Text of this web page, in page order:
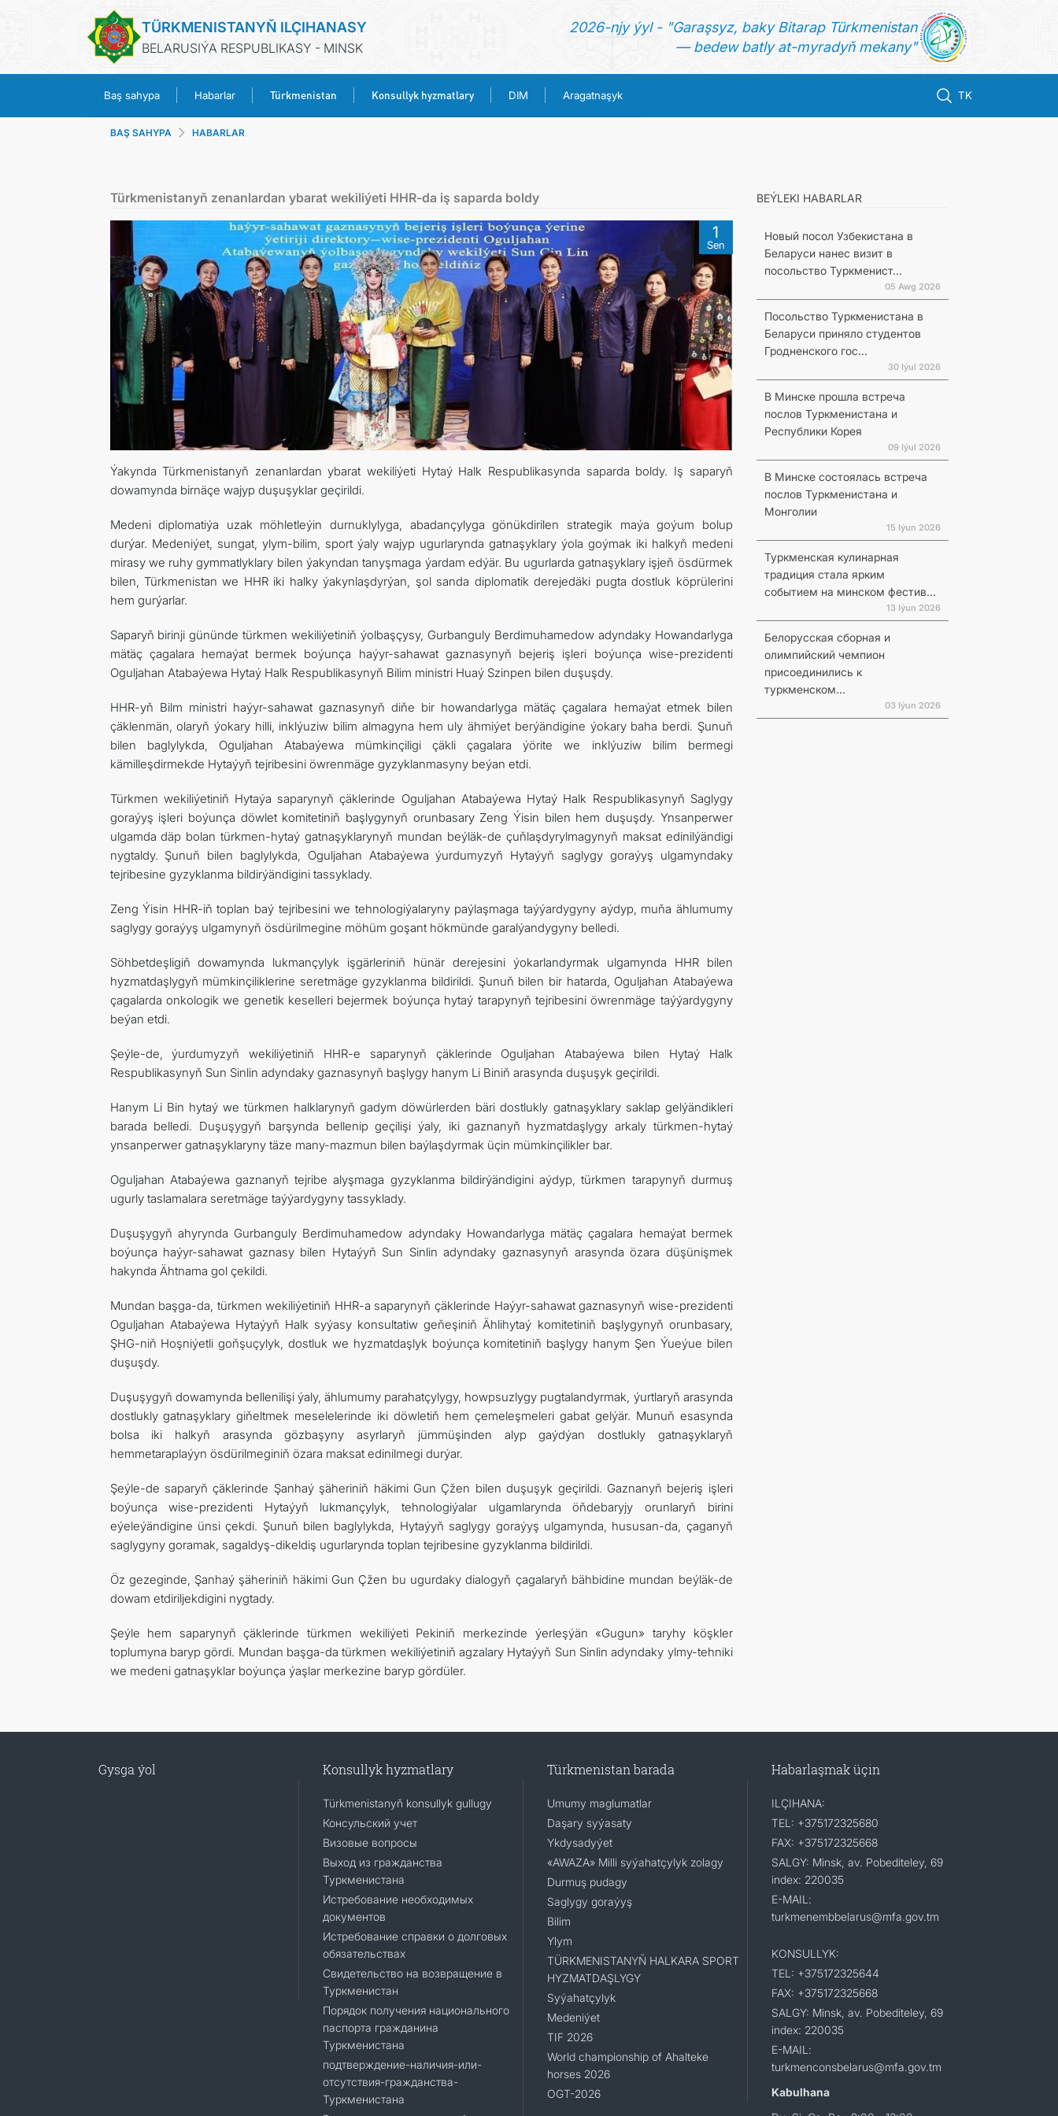
TÜRKMENISTANYŇ ILÇIHANASY
BELARUSIÝA RESPUBLIKASY - MINSK
2026-njy ýyl - "Garaşsyz, baky Bitarap Türkmenistan
— bedew batly at-myradyň mekany"
Baş sahypa Habarlar Türkmenistan Konsullyk hyzmatlary DIM Aragatnaşyk TK
TÜRKMENISTAN
KONSULLYK HYZMATLARY
DIM
ARAGATNAŞYK
BAŞ SAHYPA HABARLAR
Türkmenistanyň zenanlardan ybarat wekiliýeti HHR-da iş saparda boldy
1
Sen
Ýakynda Türkmenistanyň zenanlardan ybarat wekiliýeti Hytaý Halk Respublikasynda saparda boldy. Iş saparyň
dowamynda birnäçe wajyp duşuşyklar geçirildi.
Medeni diplomatiýa uzak möhletleýin durnuklylyga, abadançylyga gönükdirilen strategik maýa goýum bolup
durýar. Medeniýet, sungat, ylym-bilim, sport ýaly wajyp ugurlarynda gatnaşyklary ýola goýmak iki halkyň medeni
mirasy we ruhy gymmatlyklary bilen ýakyndan tanyşmaga ýardam edýär. Bu ugurlarda gatnaşyklary işjeň ösdürmek
bilen, Türkmenistan we HHR iki halky ýakynlaşdyrýan, şol sanda diplomatik derejedäki pugta dostluk köprülerini
hem gurýarlar.
Saparyň birinji gününde türkmen wekiliýetiniň ýolbaşçysy, Gurbanguly Berdimuhamedow adyndaky Howandarlyga
mätäç çagalara hemaýat bermek boýunça haýyr-sahawat gaznasynyň bejeriş işleri boýunça wise-prezidenti
Oguljahan Atabaýewa Hytaý Halk Respublikasynyň Bilim ministri Huaý Szinpen bilen duşuşdy.
HHR-yň Bilm ministri haýyr-sahawat gaznasynyň diňe bir howandarlyga mätäç çagalara hemaýat etmek bilen
çäklenmän, olaryň ýokary hilli, inklýuziw bilim almagyna hem uly ähmiýet berýändigine ýokary baha berdi. Şunuň
bilen baglylykda, Oguljahan Atabaýewa mümkinçiligi çäkli çagalara ýörite we inklýuziw bilim bermegi
kämilleşdirmekde Hytaýyň tejribesini öwrenmäge gyzyklanmasyny beýan etdi.
Türkmen wekiliýetiniň Hytaýa saparynyň çäklerinde Oguljahan Atabaýewa Hytaý Halk Respublikasynyň Saglygy
goraýyş işleri boýunça döwlet komitetiniň başlygynyň orunbasary Zeng Ýisin bilen hem duşuşdy. Ynsanperwer
ulgamda däp bolan türkmen-hytaý gatnaşyklarynyň mundan beýläk-de çuňlaşdyrylmagynyň maksat edinilýändigi
nygtaldy. Şunuň bilen baglylykda, Oguljahan Atabaýewa ýurdumyzyň Hytaýyň saglygy goraýyş ulgamyndaky
tejribesine gyzyklanma bildirýändigini tassyklady.
Zeng Ýisin HHR-iň toplan baý tejribesini we tehnologiýalaryny paýlaşmaga taýýardygyny aýdyp, muňa ählumumy
saglygy goraýyş ulgamynyň ösdürilmegine möhüm goşant hökmünde garalýandygyny belledi.
Söhbetdeşligiň dowamynda lukmançylyk işgärleriniň hünär derejesini ýokarlandyrmak ulgamynda HHR bilen
hyzmatdaşlygyň mümkinçiliklerine seretmäge gyzyklanma bildirildi. Şunuň bilen bir hatarda, Oguljahan Atabaýewa
çagalarda onkologik we genetik keselleri bejermek boýunça hytaý tarapynyň tejribesini öwrenmäge taýýardygyny
beýan etdi.
Şeýle-de, ýurdumyzyň wekiliýetiniň HHR-e saparynyň çäklerinde Oguljahan Atabaýewa bilen Hytaý Halk
Respublikasynyň Sun Sinlin adyndaky gaznasynyň başlygy hanym Li Biniň arasynda duşuşyk geçirildi.
Hanym Li Bin hytaý we türkmen halklarynyň gadym döwürlerden bäri dostlukly gatnaşyklary saklap gelýändikleri
barada belledi. Duşuşygyň barşynda bellenip geçilişi ýaly, iki gaznanyň hyzmatdaşlygy arkaly türkmen-hytaý
ynsanperwer gatnaşyklaryny täze many-mazmun bilen baýlaşdyrmak üçin mümkinçilikler bar.
Oguljahan Atabaýewa gaznanyň tejribe alyşmaga gyzyklanma bildirýändigini aýdyp, türkmen tarapynyň durmuş
ugurly taslamalara seretmäge taýýardygyny tassyklady.
Duşuşygyň ahyrynda Gurbanguly Berdimuhamedow adyndaky Howandarlyga mätäç çagalara hemaýat bermek
boýunça haýyr-sahawat gaznasy bilen Hytaýyň Sun Sinlin adyndaky gaznasynyň arasynda özara düşünişmek
hakynda Ähtnama gol çekildi.
Mundan başga-da, türkmen wekiliýetiniň HHR-a saparynyň çäklerinde Haýyr-sahawat gaznasynyň wise-prezidenti
Oguljahan Atabaýewa Hytaýyň Halk syýasy konsultatiw geňeşiniň Ählihytaý komitetiniň başlygynyň orunbasary,
ŞHG-niň Hoşniýetli goňşuçylyk, dostluk we hyzmatdaşlyk boýunça komitetiniň başlygy hanym Şen Ýueýue bilen
duşuşdy.
Duşuşygyň dowamynda bellenilişi ýaly, ählumumy parahatçylygy, howpsuzlygy pugtalandyrmak, ýurtlaryň arasynda
dostlukly gatnaşyklary giňeltmek meselelerinde iki döwletiň hem çemeleşmeleri gabat gelýär. Munuň esasynda
bolsa iki halkyň arasynda gözbaşyny asyrlaryň jümmüşinden alyp gaýdýan dostlukly gatnaşyklaryň
hemmetaraplaýyn ösdürilmeginiň özara maksat edinilmegi durýar.
Şeýle-de saparyň çäklerinde Şanhaý şäheriniň häkimi Gun Çžen bilen duşuşyk geçirildi. Gaznanyň bejeriş işleri
boýunça wise-prezidenti Hytaýyň lukmançylyk, tehnologiýalar ulgamlarynda öňdebaryjy orunlaryň birini
eýeleýändigine ünsi çekdi. Şunuň bilen baglylykda, Hytaýyň saglygy goraýyş ulgamynda, hususan-da, çaganyň
saglygyny goramak, sagaldyş-dikeldiş ugurlarynda toplan tejribesine gyzyklanma bildirildi.
Öz gezeginde, Şanhaý şäheriniň häkimi Gun Çžen bu ugurdaky dialogyň çagalaryň bähbidine mundan beýläk-de
dowam etdiriljekdigini nygtady.
Şeýle hem saparynyň çäklerinde türkmen wekiliýeti Pekiniň merkezinde ýerleşýän «Gugun» taryhy köşkler
toplumyna baryp gördi. Mundan başga-da türkmen wekiliýetiniň agzalary Hytaýyň Sun Sinlin adyndaky ylmy-tehniki
we medeni gatnaşyklar boýunça ýaşlar merkezine baryp gördüler.
BEÝLEKI HABARLAR
Новый посол Узбекистана в
Беларуси нанес визит в
посольство Туркменист...
05 Awg 2026
Посольство Туркменистана в
Беларуси приняло студентов
Гродненского гос...
30 Iýul 2026
В Минске прошла встреча
послов Туркменистана и
Республики Корея
09 Iýul 2026
В Минске состоялась встреча
послов Туркменистана и
Монголии
15 Iýun 2026
Туркменская кулинарная
традиция стала ярким
событием на минском фестив...
13 Iýun 2026
Белорусская сборная и
олимпийский чемпион
присоединились к
туркменском...
03 Iýun 2026
Gysga ýol Konsullyk hyzmatlary
Türkmenistanyň konsullyk gullugy
Консульский учет
Визовые вопросы
Выход из гражданства
Туркменистана
Истребование необходимых
документов
Истребование справки о долговых
обязательствах
Свидетельство на возвращение в
Туркменистан
Порядок получения национального
паспорта гражданина
Туркменистана
подтверждение-наличия-или-
отсутствия-гражданства-
Туркменистана
Türkmenistan barada
Umumy maglumatlar
Daşary syýasaty
Ykdysadyýet
«AWAZA» Milli syýahatçylyk zolagy
Durmuş pudagy
Saglygy goraýyş
Bilim
Ylym
TÜRKMENISTANYŇ HALKARA SPORT
HYZMATDAŞLYGY
Syýahatçylyk
Medeniýet
TIF 2026
World championship of Ahalteke
horses 2026
OGT-2026
Habarlaşmak üçin
ILÇIHANA:
TEL: +375172325680
FAX: +375172325668
SALGY: Minsk, av. Pobediteley, 69
index: 220035
E-MAIL:
turkmenembbelarus@mfa.gov.tm
KONSULLYK:
TEL: +375172325644
FAX: +375172325668
SALGY: Minsk, av. Pobediteley, 69
index: 220035
E-MAIL:
turkmenconsbelarus@mfa.gov.tm
Kabulhana